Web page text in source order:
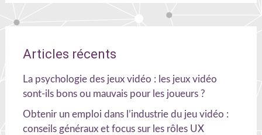
Articles récents
La psychologie des jeux vidéo : les jeux vidéo
sont-ils bons ou mauvais pour les joueurs ?
Obtenir un emploi dans l’industrie du jeu vidéo :
conseils généraux et focus sur les rôles UX